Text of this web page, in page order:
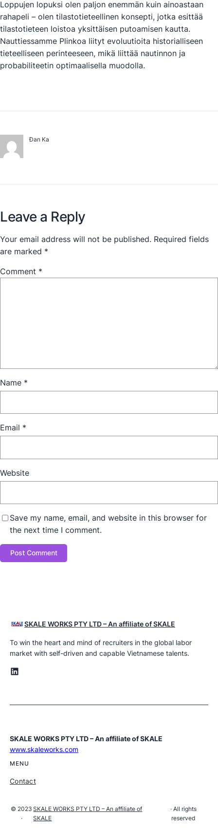
Loppujen lopuksi olen paljon enemmän kuin ainoastaan
rahapeli – olen tilastotieteellinen konsepti, jotka esittää
tilastotieteen loistoa yksittäisen putoamisen kautta.
Nauttiessamme Plinkoa liityt evoluutioita historialliseen
tieteelliseen perinteeseen, mikä liittää nautinnon ja
probabiliteetin optimaalisella muodolla.
Đan Ka
Leave a Reply
Your email address will not be published. Required fields
are marked *
Comment *
Name *
Email *
Website
Save my name, email, and website in this browser for
the next time I comment.
SKALE WORKS PTY LTD – An affiliate of SKALE
To win the heart and mind of recruiters in the global labor
market with self-driven and capable Vietnamese talents.
LinkedIn
SKALE WORKS PTY LTD – An affiliate of SKALE
www.skaleworks.com
MENU
Contact
© 2023
·
SKALE WORKS PTY LTD – An affiliate of
SKALE
· All rights
reserved